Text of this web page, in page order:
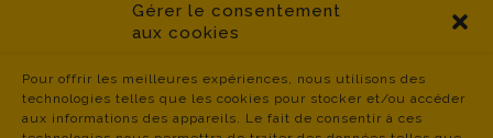
Gérer le consentement
aux cookies
Pour offrir les meilleures expériences, nous utilisons des
technologies telles que les cookies pour stocker et/ou accéder
aux informations des appareils. Le fait de consentir à ces